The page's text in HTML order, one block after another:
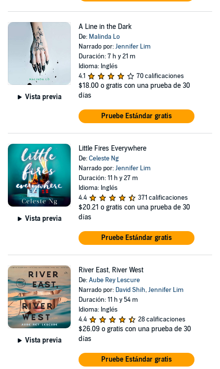
Vista previa
A Line in the Dark
De: Malinda Lo
Narrado por:Jennifer Lim
Duración: 7 h y 21 m
Idioma: Inglés
4.1
70 calificaciones
$18.00 o gratis con una prueba de 30
días
Pruebe Estándar gratis
Vista previa
Little Fires Everywhere
De:Celeste Ng
Narrado por:Jennifer Lim
Duración: 11 h y 27 m
Idioma: Inglés
4.4
371 calificaciones
$20.21 o gratis con una prueba de 30
días
Pruebe Estándar gratis
Vista previa
River East, River West
De:Aube Rey Lescure
Narrado por: David Shih,Jennifer Lim
Duración: 11 h y 54 m
Idioma: Inglés
4.4
28 calificaciones
$26.09 o gratis con una prueba de 30
días
Pruebe Estándar gratis